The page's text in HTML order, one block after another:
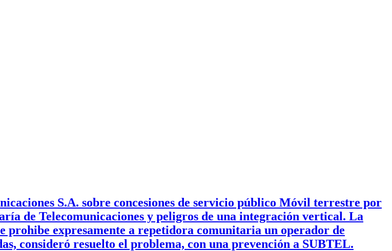
S.A. sobre concesiones de servicio público Móvil terrestre por
de Telecomunicaciones y peligros de una integración vertical. La
prohibe expresamente a repetidora comunitaria un operador de
consideró resuelto el problema, con una prevención a SUBTEL.